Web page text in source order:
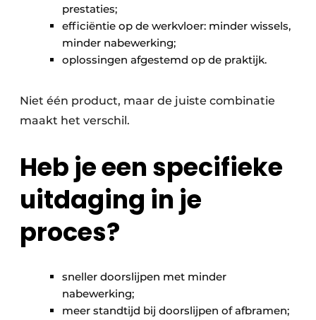
prestaties;
efficiëntie op de werkvloer: minder wissels,
minder nabewerking;
oplossingen afgestemd op de praktijk.
Niet één product, maar de juiste combinatie
maakt het verschil.
Heb je een specifieke
uitdaging in je
proces?
sneller doorslijpen met minder
nabewerking;
meer standtijd bij doorslijpen of afbramen;